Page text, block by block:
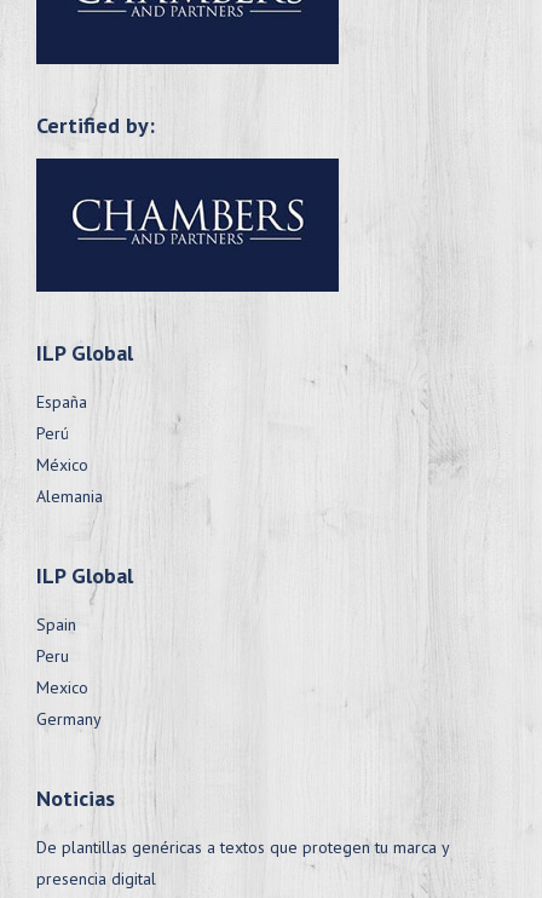
Certified by:
ILP Global
España
Perú
México
Alemania
ILP Global
Spain
Peru
Mexico
Germany
Noticias
De plantillas genéricas a textos que protegen tu marca y
presencia digital